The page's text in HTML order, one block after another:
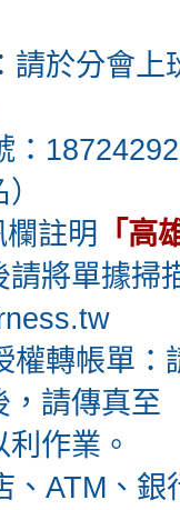
請於分會
：
註明 「
將單據掃
權轉帳單：
，請傳真至
利作業。
、ATM、